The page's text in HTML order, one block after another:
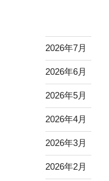
2026年7月
2026年6月
2026年5月
2026年4月
2026年3月
2026年2月